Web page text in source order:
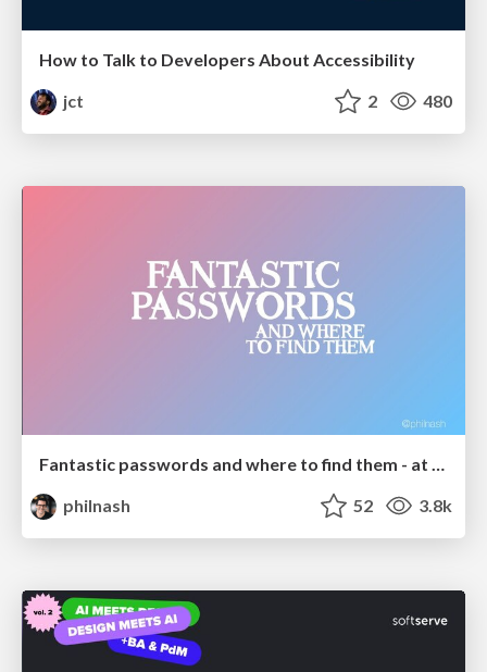
How to Talk to Developers About Accessibility
jct
2 480
Fantastic passwords and where to find them - at NoRuKo
philnash
52 3.8k